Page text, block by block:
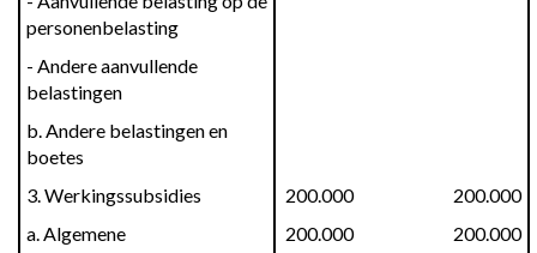
personenbelasting
- Andere aanvullende
belastingen
b. Andere belastingen en
boetes
3. Werkingssubsidies
200.000
200.000
a. Algemene
200.000 200.000